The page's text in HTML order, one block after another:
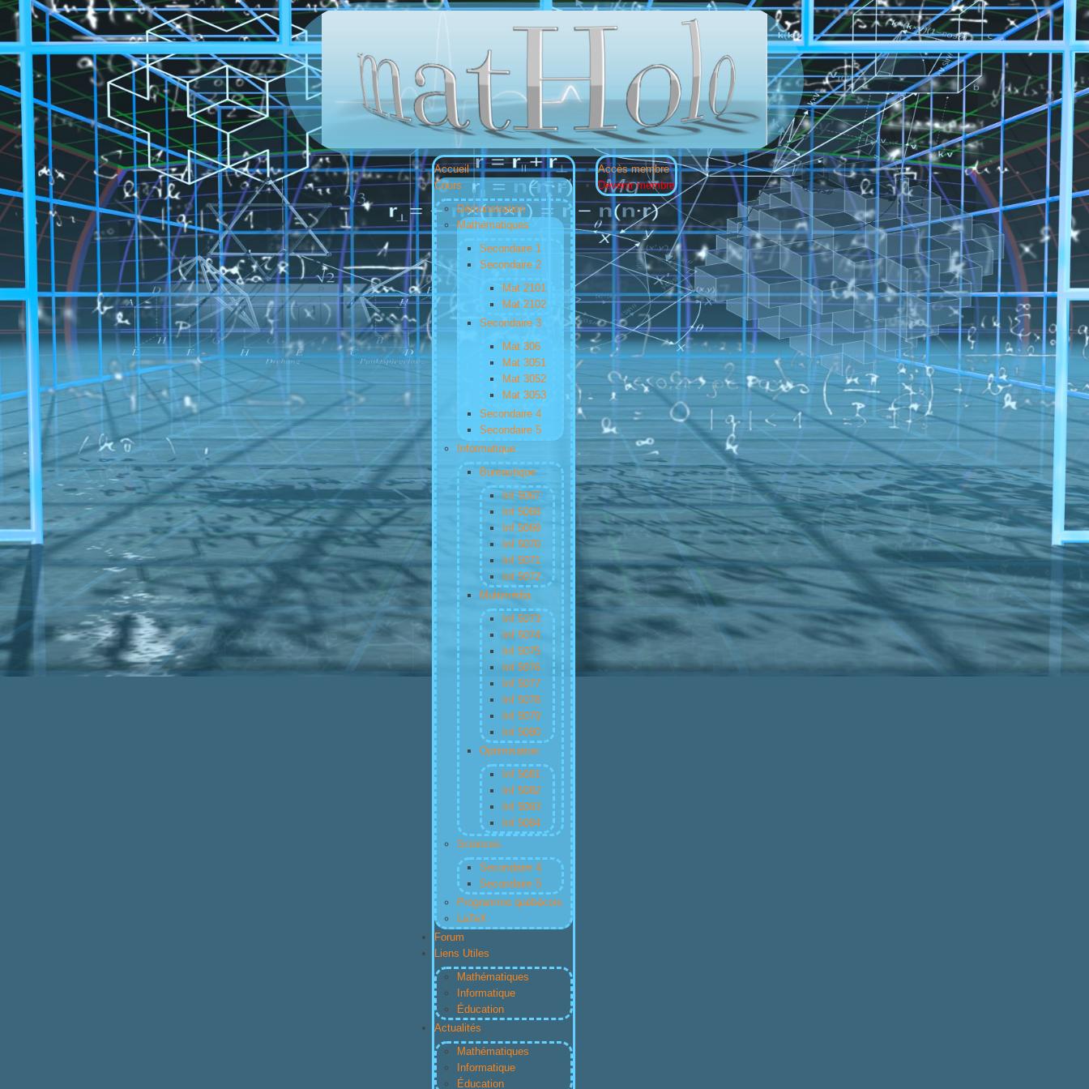
Accueil
Cours
Démonstration
Mathématiques
Secondaire 1
Secondaire 2
Mat 2101
Mat 2102
Secondaire 3
Mat 306
Mat 3051
Mat 3052
Mat 3053
Secondaire 4
Secondaire 5
Informatique
Bureautique
Inf 5067
Inf 5068
Inf 5069
Inf 5070
Inf 5071
Inf 5072
Multimédia
Inf 5073
Inf 5074
Inf 5075
Inf 5076
Inf 5077
Inf 5078
Inf 5079
Inf 5080
Optimisation
Inf 5081
Inf 5082
Inf 5083
Inf 5084
Sciences
Secondaire 4
Secondaire 5
Programme québécois
LaTeX
Forum
Liens Utiles
Mathématiques
Informatique
Éducation
Actualités
Mathématiques
Informatique
Éducation
Accès membre
Devenir membre